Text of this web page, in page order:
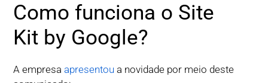
Como funciona o Site
Kit by Google?
A empresaapresentou a novidade por meio deste